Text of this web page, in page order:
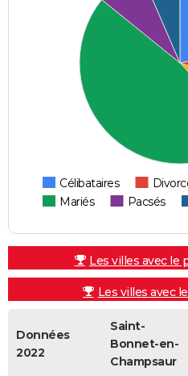
Célibataires
Mariés
Pacsés
Les villes avec le
Les villes avec
Données
2022
Saint-
Bonnet-en-
Champsaur